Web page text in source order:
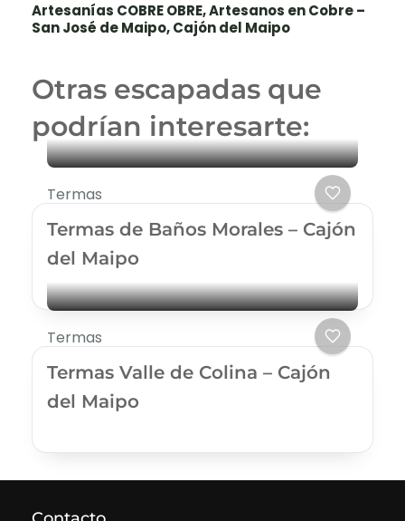
Artesanías COBRE OBRE, Artesanos en Cobre –
San José de Maipo, Cajón del Maipo
Otras escapadas que
podrían interesarte:
Termas
Termas de Baños Morales – Cajón
del Maipo
Termas
Termas Valle de Colina – Cajón
del Maipo